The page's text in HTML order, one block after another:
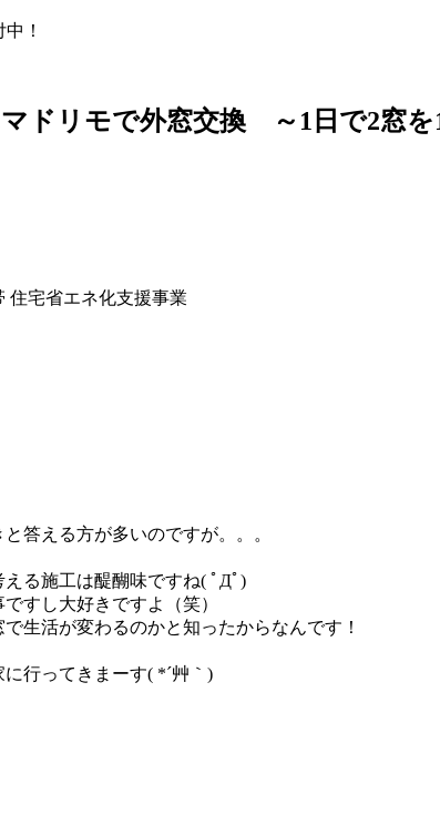
！
リモで外窓交換 ～1日で2窓を
住宅省エネ化支援事業
答える方が多いのですが。。。
る施工は醍醐味ですね( ﾟДﾟ)
すし大好きですよ（笑）
生活が変わるのかと知ったからなんです！
行ってきまーす( *´艸｀)